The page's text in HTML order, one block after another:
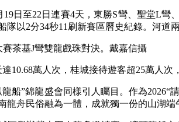
至22日連賽4天，東勝S彎、聖堂L彎
以2分34秒11刷新賽區曆史紀錄。河道
茶基J彎雙龍戲珠對決。戴嘉信攝
萬人次，桂城接待遊客超25萬人次
”錦龍盛會同樣引人矚目。作為2026“
舟民俗融為一體，成就獨一份的山湖端